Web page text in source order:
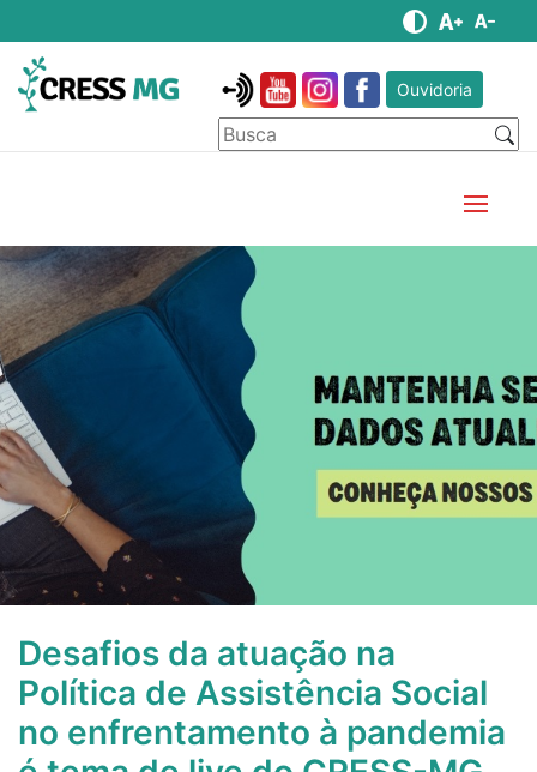
Ouvidoria
Desafios da atuação na
Política de Assistência Social
no enfrentamento à pandemia